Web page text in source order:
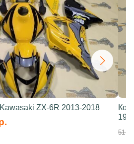
ZX-6R 2013-2018
51